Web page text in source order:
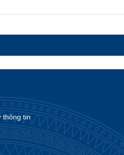
thông tin